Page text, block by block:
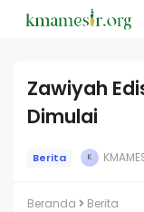
Zawiyah
Dimulai
Berita K
Beranda Berita